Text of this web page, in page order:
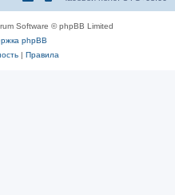
Software © phpBB Limited
phpBB
| Правила